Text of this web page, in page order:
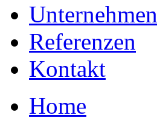
Unternehmen
Referenzen
Kontakt
Home